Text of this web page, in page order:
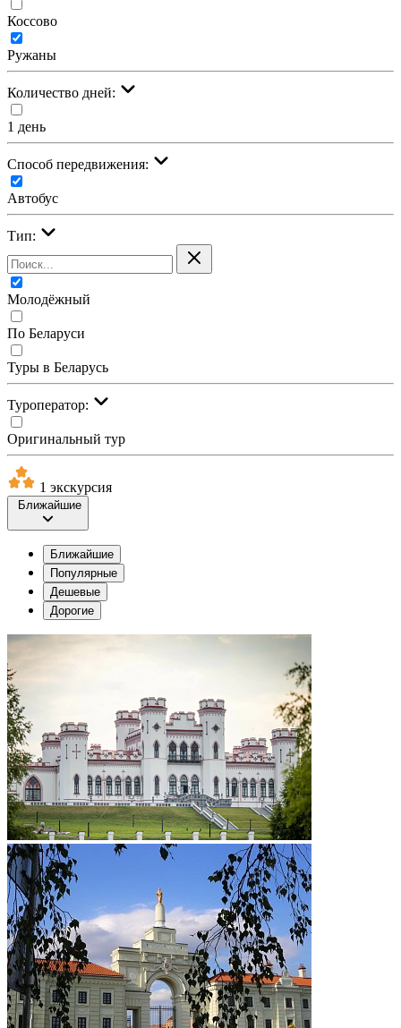
Коссово
Ружаны
Количество дней:
1 день
Cпособ передвижения:
Автобус
Тип:
Молодёжный
По Беларуси
Туры в Беларусь
Туроператор:
Оригинальный тур
1 экскурсия
Ближайшие
Ближайшие
Популярные
Дешевые
Дорогие